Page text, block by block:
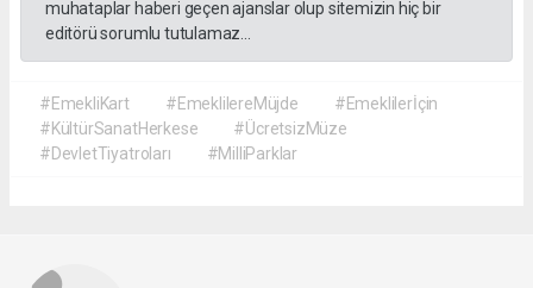
muhataplar haberi geçen ajanslar olup sitemizin hiç bir
editörü sorumlu tutulamaz...
#EmekliKart #EmeklilereMüjde
#Emeklilerİçin
#KültürSanatHerkese
#ÜcretsizMüze
#DevletTiyatroları
#MilliParklar